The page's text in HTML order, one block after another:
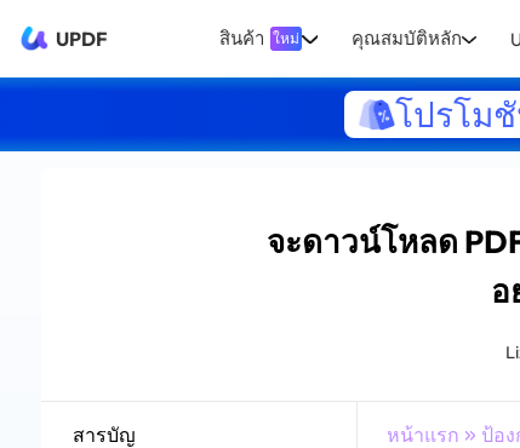
UPDF สินค้า ใหม่ คุณสมบัติหลัก
โปรโม
จะดาวน์โหลด
อ
สารบัญ หน้าแรก » ป้อง